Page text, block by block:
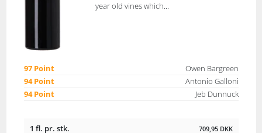
year old vines which...
97 Point
Owen Bargreen
94 Point
Antonio Galloni
94 Point
Jeb Dunnuck
1 fl. pr. stk. 709,95 DKK